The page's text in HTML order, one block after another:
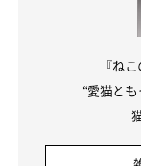
『ね
“愛猫と